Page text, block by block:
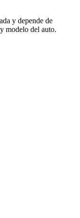
y depende de
modelo del auto.